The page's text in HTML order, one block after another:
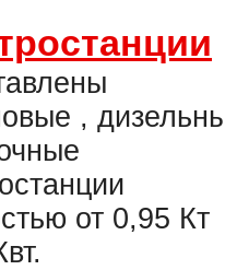
,
от 0,95 Кт